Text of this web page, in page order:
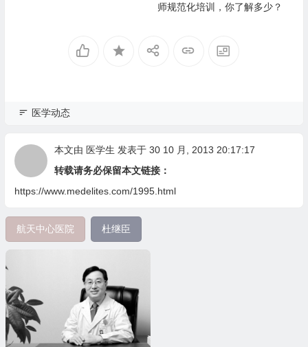
师规范化培训，你了解多少？
医学动态
本文由 医学生 发表于 30 10 月, 2013 20:17:17
转载请务必保留本文链接：
https://www.medelites.com/1995.html
航天中心医院 杜继臣